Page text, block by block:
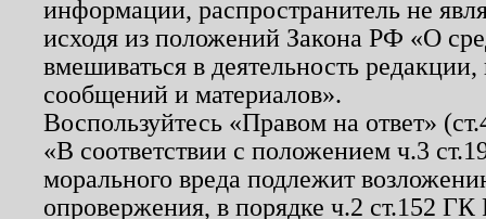
информации, распространитель не
исходя из положений Закона РФ «О
вмешиваться в деятельность
сообщений и материалов».
Воспользуйтесь «Правом на ответ»
«В соответствии с положением ч.3
морального вреда подлежит
опровержения, в порядке ч.2 ст.152